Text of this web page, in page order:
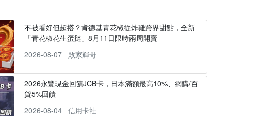
不被看好但超搭？肯德基青花椒從炸雞跨界甜點，全新
「青花椒花生蛋撻」8月11日限時兩周開賣
2026-08-07
敗家輝哥
2026永豐現金回饋JCB卡，日本滿額最高10%、網購/百
貨5%回饋
2026-08-04
信用卡社